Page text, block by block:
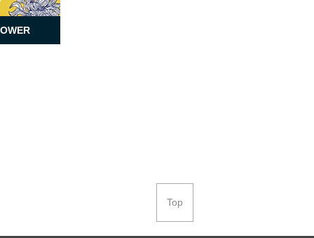
Top